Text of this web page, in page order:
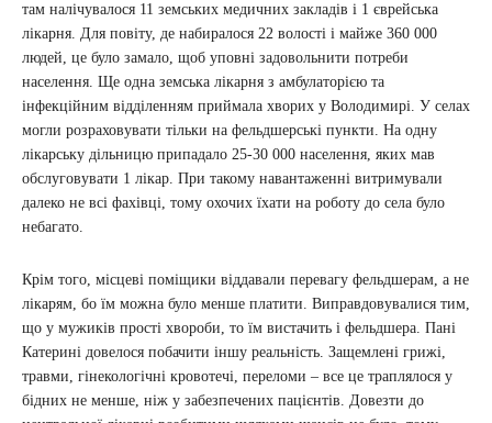
там налічувалося 11 земських медичних закладів і 1 єврейська
лікарня. Для повіту, де набиралося 22 волості і майже 360 000
людей, це було замало, щоб уповні задовольнити потреби
населення. Ще одна земська лікарня з амбулаторією та
інфекційним відділенням приймала хворих у Володимирі. У селах
могли розраховувати тільки на фельдшерські пункти. На одну
лікарську дільницю припадало 25-30 000 населення, яких мав
обслуговувати 1 лікар. При такому навантаженні витримували
далеко не всі фахівці, тому охочих їхати на роботу до села було
небагато.
Крім того, місцеві поміщики віддавали перевагу фельдшерам, а не
лікарям, бо їм можна було менше платити. Виправдовувалися тим,
що у мужиків прості хвороби, то їм вистачить і фельдшера. Пані
Катерині довелося побачити іншу реальність. Защемлені грижі,
травми, гінекологічні кровотечі, переломи – все це траплялося у
бідних не менше, ніж у забезпечених пацієнтів. Довезти до